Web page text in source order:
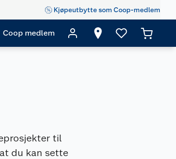
Kjøpeutbytte som Coop-medlem
Coop medlem
til
du kan sette